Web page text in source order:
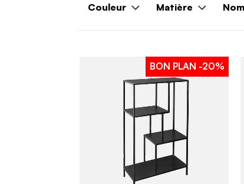
Couleur Matière
BON PLAN -20%